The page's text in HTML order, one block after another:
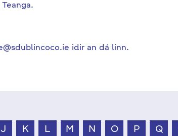
idir an dá linn.
J K L M N O P Q